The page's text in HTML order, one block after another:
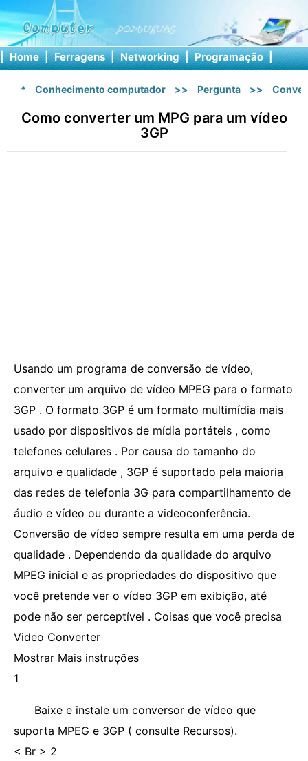
| Home | Ferragens | Networking | Programação |
* Conhecimento computador >> Pergunta >>
Como converter um MPG para um vídeo
3GP
Usando um programa de conversão de vídeo,
converter um arquivo de vídeo MPEG para o formato
3GP . O formato 3GP é um formato multimídia mais
usado por dispositivos de mídia portáteis , como
telefones celulares . Por causa do tamanho do
arquivo e qualidade , 3GP é suportado pela maioria
das redes de telefonia 3G para compartilhamento de
áudio e vídeo ou durante a videoconferência.
Conversão de vídeo sempre resulta em uma perda de
qualidade . Dependendo da qualidade do arquivo
MPEG inicial e as propriedades do dispositivo que
você pretende ver o vídeo 3GP em exibição, até
pode não ser perceptível . Coisas que você precisa
Video Converter
Mostrar Mais instruções
1
Baixe e instale um conversor de vídeo que
suporta MPEG e 3GP ( consulte Recursos).
< Br > 2